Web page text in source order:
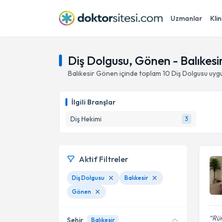
Uzmanlar
Diş Dolgusu, Gönen -
BalıkesirGönen içinde toplam 10 Diş Dolgusu
İlgili Branşlar
Diş Hekimi
3
Aktif Filtreler
Diş Dolgusu
Balıkesir
Gönen
Şehir Balıkesir